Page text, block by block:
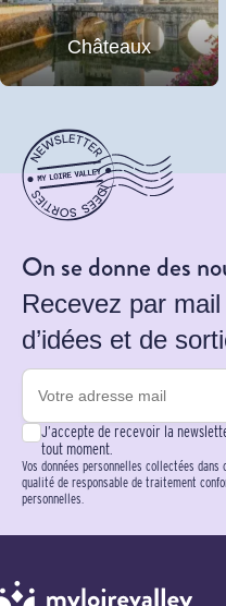
Châteaux
On se donne des
Recevez par
d’idées et de
J’accepte de recevoir la
tout moment.
Vos données personnelles collectées
qualité de responsable de traitement
personnelles.